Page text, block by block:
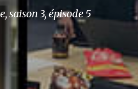
saison 3, épisode 5